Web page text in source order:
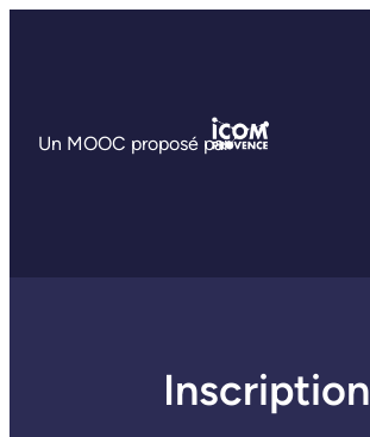
Un MOOC proposé par
Inscription